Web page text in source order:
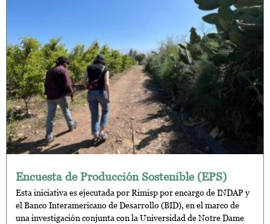
Encuesta de Producción Sostenible (EPS)
Esta iniciativa es ejecutada por Rimisp por encargo de INDAP y
el Banco Interamericano de Desarrollo (BID), en el marco de
una investigación conjunta con la Universidad de Notre Dame